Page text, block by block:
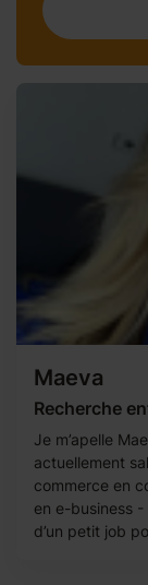
Maeva
Recherche
Je m’apelle
actuellement
commerce en
en e-business
d’un petit job